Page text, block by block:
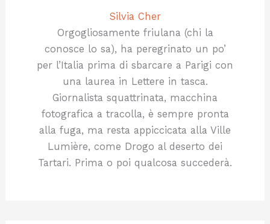
Silvia Cher
Orgogliosamente friulana (chi la
conosce lo sa), ha peregrinato un po’
per l’Italia prima di sbarcare a Parigi con
una laurea in Lettere in tasca.
Giornalista squattrinata, macchina
fotografica a tracolla, è sempre pronta
alla fuga, ma resta appiccicata alla Ville
Lumière, come Drogo al deserto dei
Tartari. Prima o poi qualcosa succederà.